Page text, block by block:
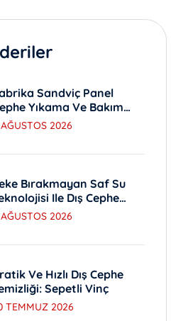
Sandviç Panel
Yıkama Ve Bakım
2026
Bırakmayan Saf Su
Ile Dış Cephe
2026
Ve Hızlı Dış Cephe
Sepetli Vinç
TEMMUZ 2026